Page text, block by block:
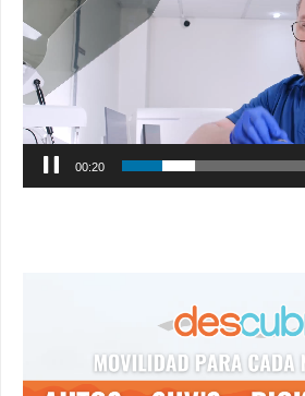
00:21